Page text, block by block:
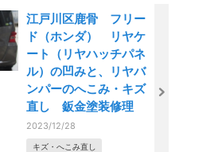
江戸川区鹿骨 フリー
ド（ホンダ） リヤケ
ート（リヤハッチパネ
ル）の凹みと、リヤバ
ンパーのへこみ・キズ
直し 鈑金塗装修理
2023/12/28
キズ・へこみ直し